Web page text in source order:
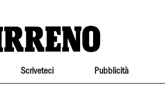
Scriveteci Pubblicità